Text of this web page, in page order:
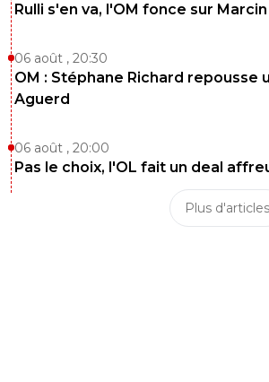
Rulli s'en va, l'OM fonce sur
06 août , 20:30
OM : Stéphane Richard
Aguerd
06 août , 20:00
Pas le choix, l'OL fait un deal
Plus d'articles